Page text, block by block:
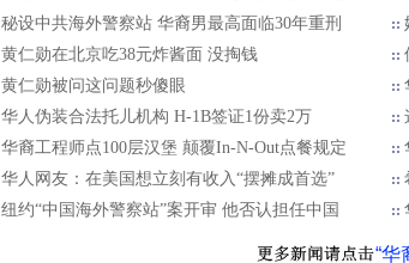
秘设中共海外警察站 华裔男最高面临30年重刑
黄仁勋在北京吃38元炸酱面 没掏钱
黄仁勋被问这问题秒傻眼
华人伪装合法托儿机构 H-1B签证1份卖2万
华裔工程师点100层汉堡 颠覆In-N-Out点餐规定
华人网友：在美国想立刻有收入“摆摊成首选”
纽约“中国海外警察站”案开审 他否认担任中国
“华